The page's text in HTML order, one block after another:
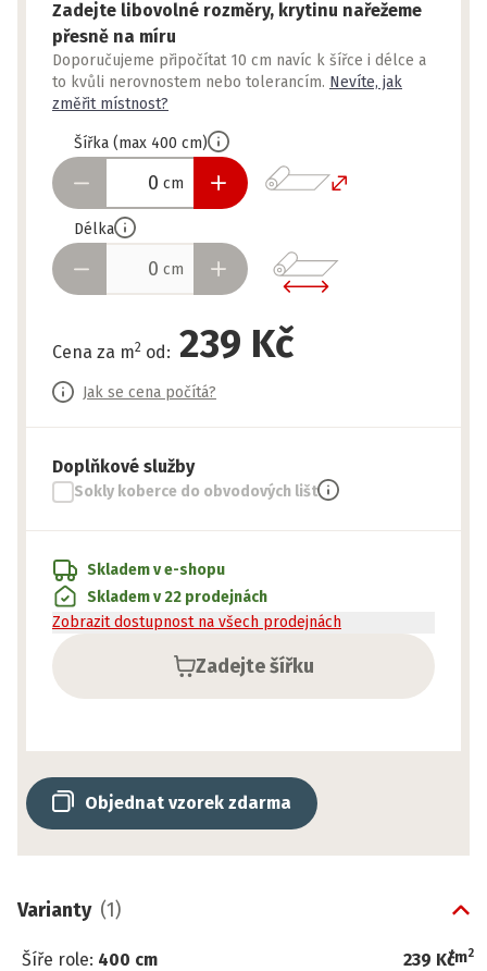
Zadejte libovolné rozměry, krytinu nařežeme
přesně na míru
Doporučujeme připočítat 10 cm navíc k šířce i délce a
to kvůli nerovnostem nebo tolerancím. Nevíte, jak
změřit místnost?
Šířka (max 400 cm)
cm
Délka
cm
Cena za m2 od: 239 Kč
Jak se cena počítá?
Doplňkové služby
Sokly koberce do obvodových lišt
Zadejte šířku
Skladem v e-shopu
Skladem v 22 prodejnách
Zobrazit dostupnost na všech prodejnách
Objednat vzorek zdarma
Varianty (1)
Šíře role: 400 cm 239 Kč
/m2